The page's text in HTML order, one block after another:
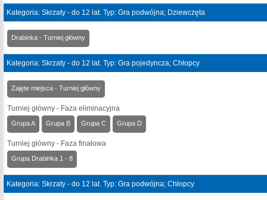
Kategoria: Skrzaty - do 12 lat. Typ: Gra podwójna; Dziewczęta
Drabinka - Turniej główny
Kategoria: Skrzaty - do 12 lat. Typ: Gra pojedyncza; Chłopcy
Zajęte miejsca - Turniej główny
Turniej główny - Faza eliminacyjna
Grupa A Grupa B Grupa C Grupa D
Turniej główny - Faza finałowa
Grupa Drabinka 1 - 8
Kategoria: Skrzaty - do 12 lat. Typ: Gra podwójna; Chłopcy